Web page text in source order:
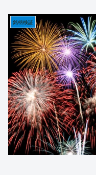
銘柄検証